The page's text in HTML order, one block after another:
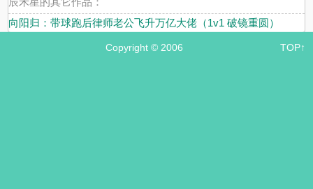
向阳归：带球跑后律师老公飞升万亿大佬（1v1 破镜重圆）
Copyright © 2006 TOP↑